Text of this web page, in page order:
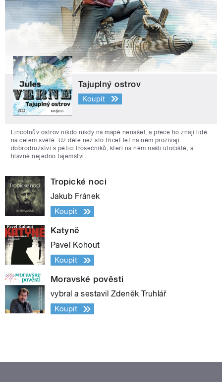
Tajuplný ostrov
Koupit
Lincolnův ostrov nikdo nikdy na mapě nenašel, a přece ho znají lidé
na celém světě. Už déle než sto třicet let na něm prožívají
dobrodružství s pěticí trosečníků, kteří na něm našli útočiště, a
hlavně nejedno tajemství.
Tropické noci
Jakub Fránek
Koupit
Katyně
Pavel Kohout
Koupit
Moravské pověsti
vybral a sestavil Zdeněk Truhlář
Koupit